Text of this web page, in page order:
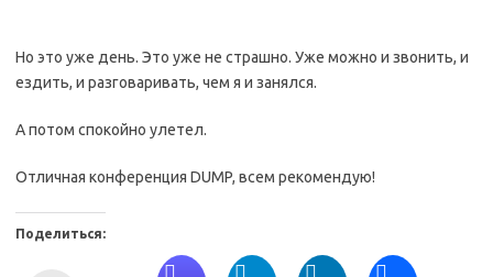
Но это уже день. Это уже не страшно. Уже можно и звонить, и
ездить, и разговаривать, чем я и занялся.
А потом спокойно улетел.
Отличная конференция DUMP, всем рекомендую!
Поделиться: